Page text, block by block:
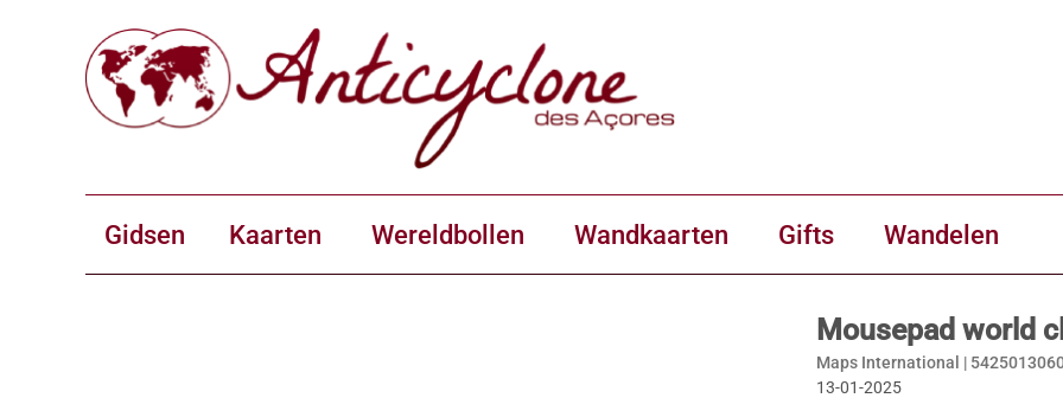
Gidsen Kaarten Wereldbollen Wandkaarten Gifts Wandelen
Mousepad world
Maps International |
13-01-2025